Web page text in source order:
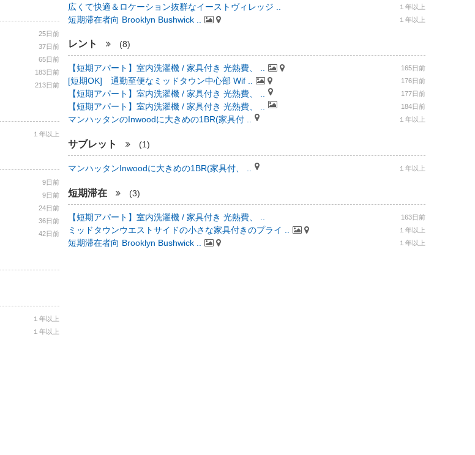
25日前
37日前
65日前
183日前
213日前
１年以上
9日前
9日前
24日前
36日前
42日前
１年以上
１年以上
広くて快適＆ロケーション抜群なイーストヴィレッジ .. １年以上
短期滞在者向 Brooklyn Bushwick .. １年以上
レント (8)
【短期アパート】室内洗濯機 / 家具付き 光熱費、 .. 165日前
[短期OK] 通勤至便なミッドタウン中心部 Wif .. 176日前
【短期アパート】室内洗濯機 / 家具付き 光熱費、 .. 177日前
【短期アパート】室内洗濯機 / 家具付き 光熱費、 .. 184日前
マンハッタンのInwoodに大きめの1BR(家具付 .. １年以上
サブレット (1)
マンハッタンInwoodに大きめの1BR(家具付、 .. １年以上
短期滞在 (3)
【短期アパート】室内洗濯機 / 家具付き 光熱費、 .. 163日前
ミッドタウンウエストサイドの小さな家具付きのプライ .. １年以上
短期滞在者向 Brooklyn Bushwick .. １年以上